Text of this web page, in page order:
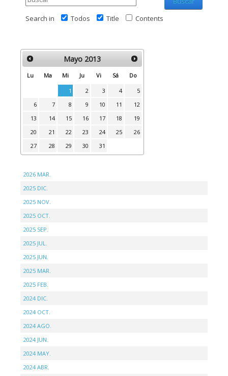
Search in
Todos Title Contents
Mayo 2013
Lu Ma Mi Ju Vi Sá Do
1 2 3 4
5
6
7 8 9 10 11
12
13
14 15 16 17 18
19
20
21 22 23 24 25
26
27
28 29 30 31
2026 MAR.
2025 DIC.
2025 NOV.
2025 OCT.
2025 SEP.
2025 JUL.
2025 JUN.
2025 MAR.
2025 FEB.
2024 DIC.
2024 OCT.
2024 AGO.
2024 JUN.
2024 MAY.
2024 ABR.